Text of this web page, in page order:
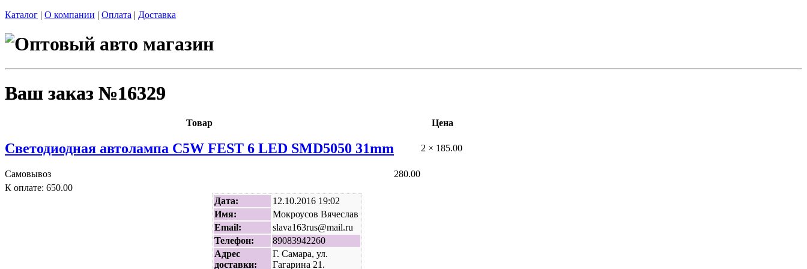
Каталог | О компании | Оплата | Доставка
Ваш заказ №16329
Товар Цена
К оплате: 650.00
Светодиодная автолампа C5W FEST 6 LED SMD5050 31mm 2 × 185.00
Самовывоз 280.00
Дата:
12.10.2016 19:02
Имя:
Мокроусов Вячеслав
Email:
slava163rus@mail.ru
Телефон:
89083942260
Адрес
доставки:
Г. Самара, ул.
Гагарина 21.